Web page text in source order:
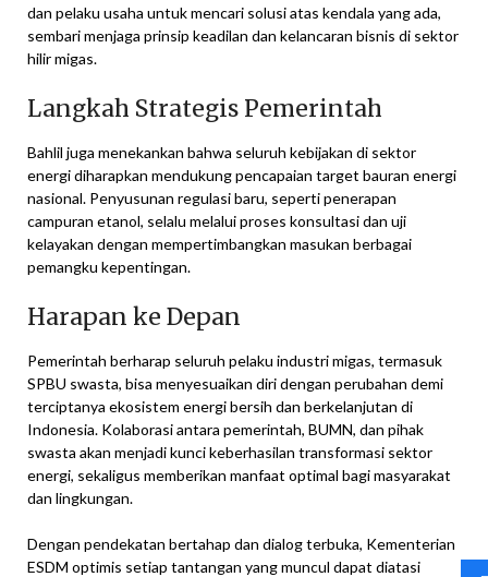
dan pelaku usaha untuk mencari solusi atas kendala yang ada,
sembari menjaga prinsip keadilan dan kelancaran bisnis di sektor
hilir migas.
Langkah Strategis Pemerintah
Bahlil juga menekankan bahwa seluruh kebijakan di sektor
energi diharapkan mendukung pencapaian target bauran energi
nasional. Penyusunan regulasi baru, seperti penerapan
campuran etanol, selalu melalui proses konsultasi dan uji
kelayakan dengan mempertimbangkan masukan berbagai
pemangku kepentingan.
Harapan ke Depan
Pemerintah berharap seluruh pelaku industri migas, termasuk
SPBU swasta, bisa menyesuaikan diri dengan perubahan demi
terciptanya ekosistem energi bersih dan berkelanjutan di
Indonesia. Kolaborasi antara pemerintah, BUMN, dan pihak
swasta akan menjadi kunci keberhasilan transformasi sektor
energi, sekaligus memberikan manfaat optimal bagi masyarakat
dan lingkungan.
Dengan pendekatan bertahap dan dialog terbuka, Kementerian
ESDM optimis setiap tantangan yang muncul dapat diatasi